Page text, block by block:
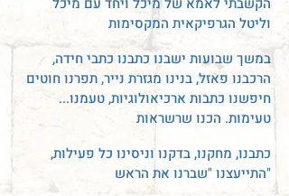
וליטל הגרפיקאית המקסימות
במשך שבועות ישבנו כתבנו כתבי חידה,
הרכבנו פאזל, בנינו מגזרת נייר, תפרנו חוטים
...חיפשנו כתבות ארכיאולוגיות, טעמנו
טעימות. הכנו שרשראות
כתבנו, מחקנו, בדקנו וניסינו כל פעילות,
התייעצנו "שברנו את הראש"